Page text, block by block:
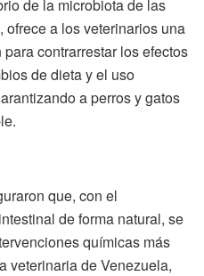
de la microbiota de las
ofrece a los veterinarios una
contrarrestar los efectos
de dieta y el uso
a perros y gatos
que, con el
de forma natural, se
químicas más
veterinaria de Venezuela,